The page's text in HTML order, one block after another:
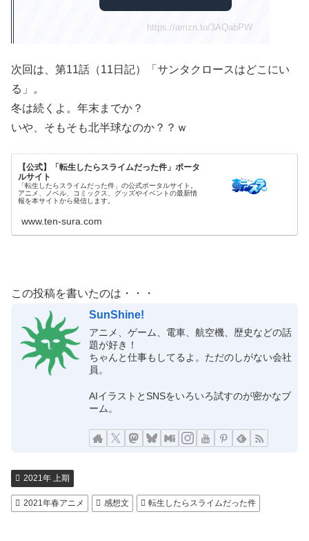
https://amzn.to/3AQabPW
次回は、第11話（11日記）「サンタクロースはどこにい
る」。
冬は続くよ。年末までか？
いや、そもそも北半球なのか？？ｗ
【公式】「転生したらスライムだった件」ポータ
ルサイト
「転生したらスライムだった件」の公式ポータルサイト。
アニメ、ノベル、コミックス、グッズやイベントの最新情
報を本サイトから発信します。
www.ten-sura.com
この投稿を書いたのは・・・
SunShine!
アニメ、ゲーム、電車、航空機、歴史などの話
題が好き！
ちゃんと仕事もしてるよ。ただのしがない会社
員。
AIイラストとSNSをいろいろ試すのが密かなブ
ーム。
2021年 上期
2021年春アニメ 感想文 転生したらスライムだった件